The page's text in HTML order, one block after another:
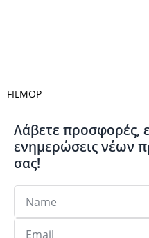
FILMOP
Λάβετε προσφορές,
ενημερώσεις νέων
σας!